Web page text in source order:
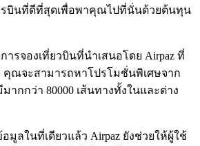
บินที่ดีที่สุดเพื่อพาคุณไปที่นั่นด้วยต้นทุน
การจองเที่ยวบินที่นำเสนอโดย Airpaz ที่
คุณจะสามารถหาโปรโมชั่นพิเศษจาก
ากกว่า 80000 เส้นทางทั้งในและต่าง
มูลในที่เดียวแล้ว Airpaz ยังช่วยให้ผู้ใช้